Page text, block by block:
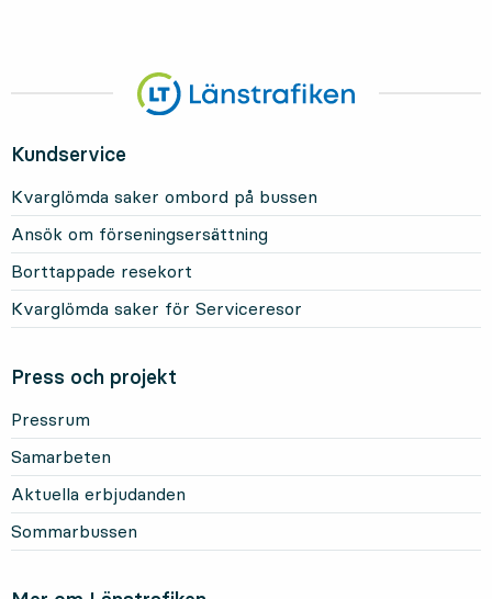
Kundservice
Kvarglömda saker ombord på bussen
Ansök om förseningsersättning
Borttappade resekort
Kvarglömda saker för Serviceresor
Press och projekt
Pressrum
Samarbeten
Aktuella erbjudanden
Sommarbussen